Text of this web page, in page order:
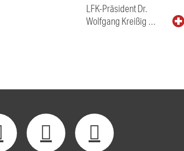
LFK-Präsident Dr.
Wolfgang Kreißig …